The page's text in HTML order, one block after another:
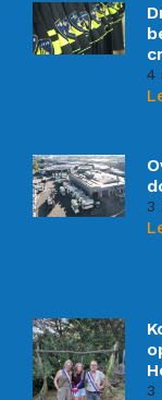
4
3
3